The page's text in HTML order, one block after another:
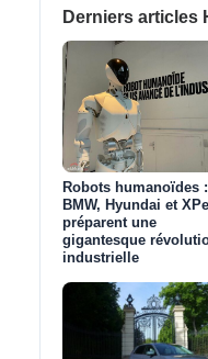
Derniers articles
Robots humanoïdes :
BMW, Hyundai et
préparent une
gigantesque
industrielle